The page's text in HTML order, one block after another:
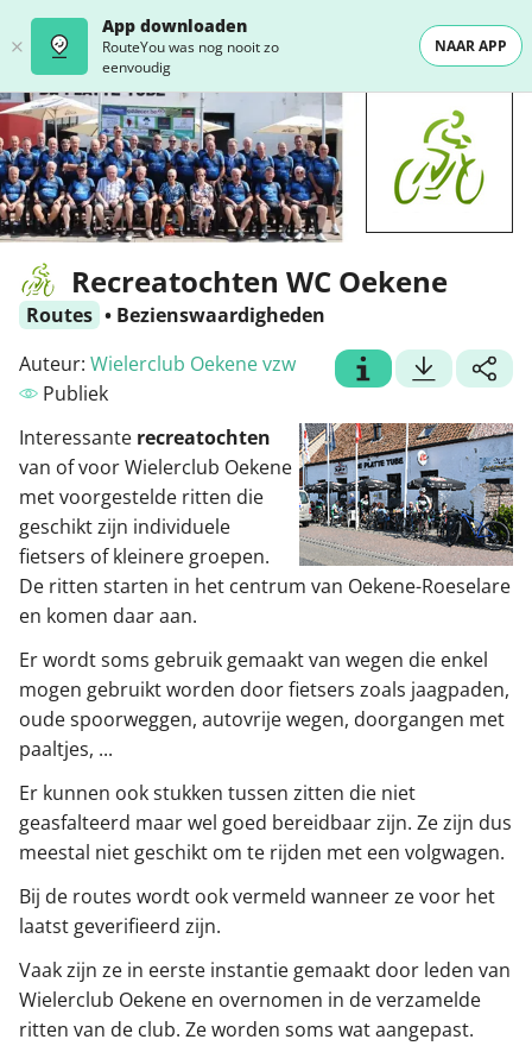
App downloaden
RouteYou was nog nooit zo
eenvoudig
NAAR APP
Recreatochten WC Oekene
Routes • Bezienswaardigheden
Auteur: Wielerclub Oekene vzw
Publiek
Interessante recreatochten
van of voor Wielerclub Oekene
met voorgestelde ritten die
geschikt zijn individuele
fietsers of kleinere groepen.
De ritten starten in het centrum van Oekene-Roeselare
en komen daar aan.
Er wordt soms gebruik gemaakt van wegen die enkel
mogen gebruikt worden door fietsers zoals jaagpaden,
oude spoorweggen, autovrije wegen, doorgangen met
paaltjes, ...
Er kunnen ook stukken tussen zitten die niet
geasfalteerd maar wel goed bereidbaar zijn. Ze zijn dus
meestal niet geschikt om te rijden met een volgwagen.
Bij de routes wordt ook vermeld wanneer ze voor het
laatst geverifieerd zijn.
Vaak zijn ze in eerste instantie gemaakt door leden van
Wielerclub Oekene en overnomen in de verzamelde
ritten van de club. Ze worden soms wat aangepast.